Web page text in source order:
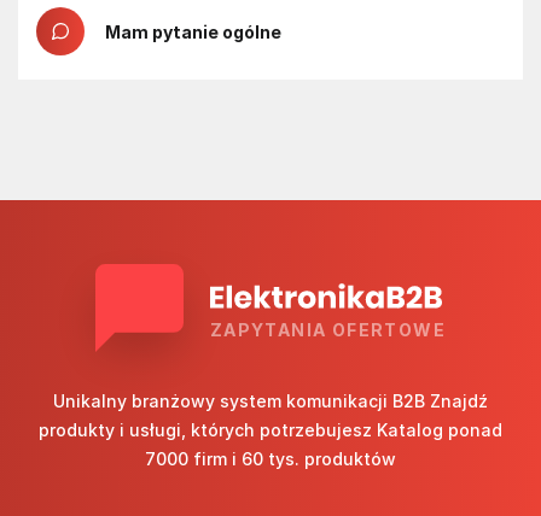
Mam pytanie ogólne
ZAPYTANIA OFERTOWE
Unikalny branżowy system komunikacji B2B Znajdź
produkty i usługi, których potrzebujesz Katalog ponad
7000 firm i 60 tys. produktów